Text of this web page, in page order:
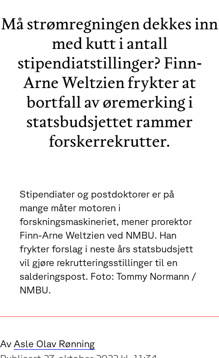
Må strømregningen dekkes inn
med kutt i antall
stipendiatstillinger? Finn-
Arne Weltzien frykter at
bortfall av øremerking i
statsbudsjettet rammer
forskerrekrutter.
Stipendiater og postdoktorer er på
mange måter motoren i
forskningsmaskineriet, mener prorektor
Finn-Arne Weltzien ved NMBU. Han
frykter forslag i neste års statsbudsjett
vil gjøre rekrutteringsstillinger til en
salderingspost. Foto: Tommy Normann /
NMBU.
Av Asle Olav Rønning